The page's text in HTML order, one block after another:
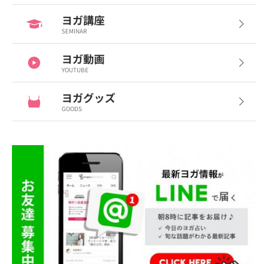
ヨガ講座
SEMINAR
ヨガ動画
YOUTUBE
ヨガグッズ
GOODS